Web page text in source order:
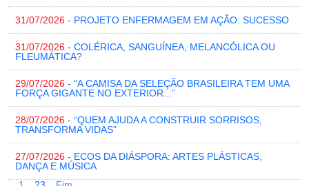
31/07/2026 - PROJETO ENFERMAGEM EM AÇÃO: SUCESSO
31/07/2026 - COLÉRICA, SANGUÍNEA, MELANCÓLICA OU
FLEUMÁTICA?
29/07/2026 - “A CAMISA DA SELEÇÃO BRASILEIRA TEM UMA
FORÇA GIGANTE NO EXTERIOR...”
28/07/2026 - “QUEM AJUDA A CONSTRUIR SORRISOS,
TRANSFORMA VIDAS”
27/07/2026 - ECOS DA DIÁSPORA: ARTES PLÁSTICAS,
DANÇA E MÚSICA